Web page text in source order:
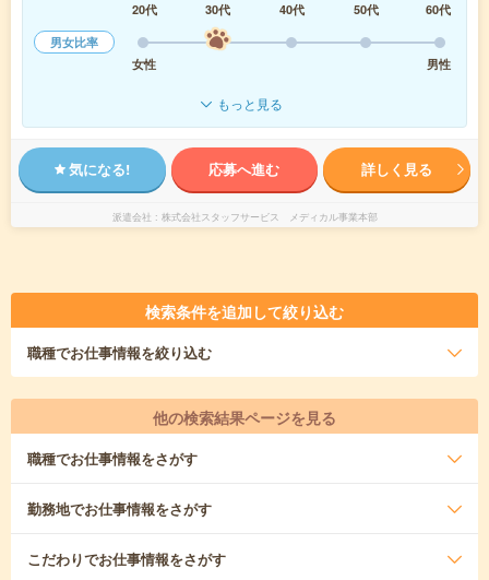
20代
30代 40代 50代
60代
男女比率
女性
男性
もっと見る
気になる! 応募へ進む 詳しく見る
派遣会社 株式会社スタッフサービス メディカル事業本部
検索条件を追加して絞り込む
職種でお仕事情報を絞り込む
他の検索結果ページを見る
職種でお仕事情報をさがす
勤務地でお仕事情報をさがす
こだわりでお仕事情報をさがす